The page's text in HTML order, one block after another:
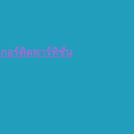
กอร์ติดพาร์ทิชั่น